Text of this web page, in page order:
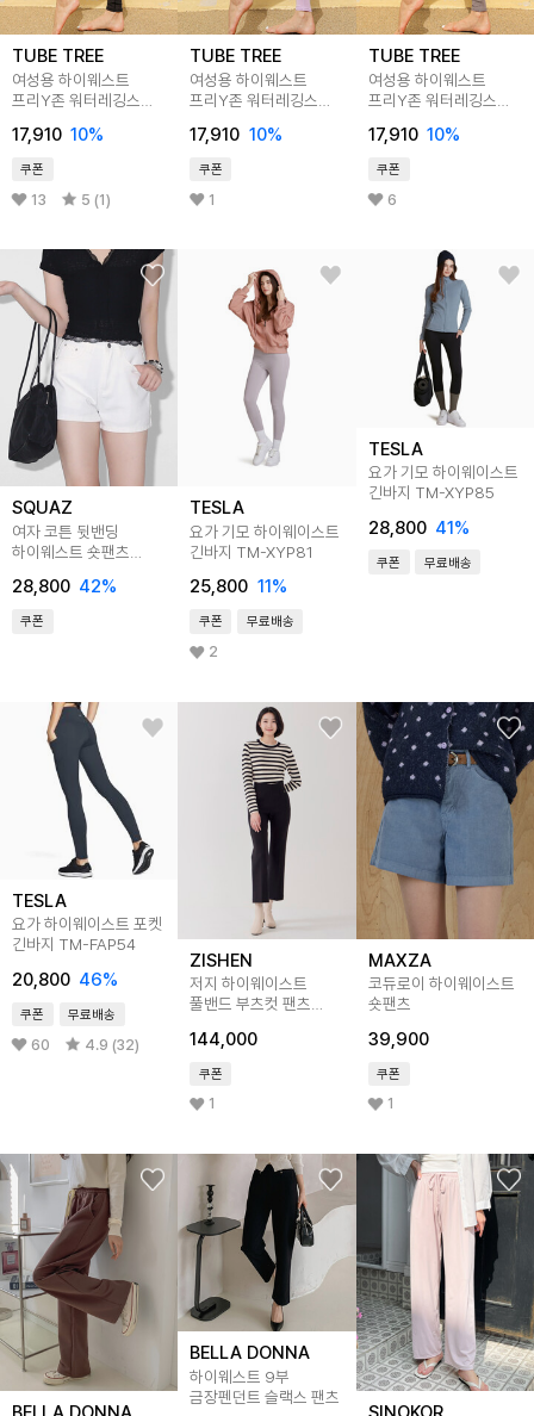
TUBE TREE
여성용 하이웨스트
프리Y존 워터레깅스
17,910 10%
쿠폰
13 5 (1)
TUBE TREE
여성용 하이웨스트
프리Y존 워터레깅스
17,910 10%
쿠폰
1
TUBE TREE
여성용 하이웨스트
프리Y존 워터레깅스
17,910 10%
쿠폰
6
SQUAZ
여자 코튼 뒷밴딩
하이웨스트 숏팬츠
28,800 42%
쿠폰
TESLA
요가 기모 하이웨이스트
긴바지 TM-XYP81
25,800 11%
쿠폰 무료배송
2
TESLA
요가 기모 하이웨이스트
긴바지 TM-XYP85
28,800 41%
쿠폰 무료배송
TESLA
요가 하이웨이스트 포켓
긴바지 TM-FAP54
20,800 46%
쿠폰 무료배송
60 4.9 (32)
ZISHEN
저지 하이웨이스트
풀밴드 부츠컷 팬츠
144,000
쿠폰
1
MAXZA
코듀로이 하이웨이스트
숏팬츠
39,900
쿠폰
1
BELLA DONNA
하이웨스트 9부
금장펜던트 슬랙스 팬츠